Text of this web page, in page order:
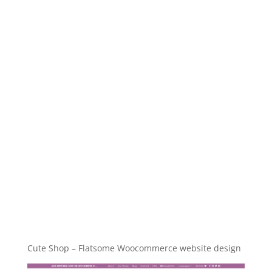
Cute Shop – Flatsome Woocommerce website design